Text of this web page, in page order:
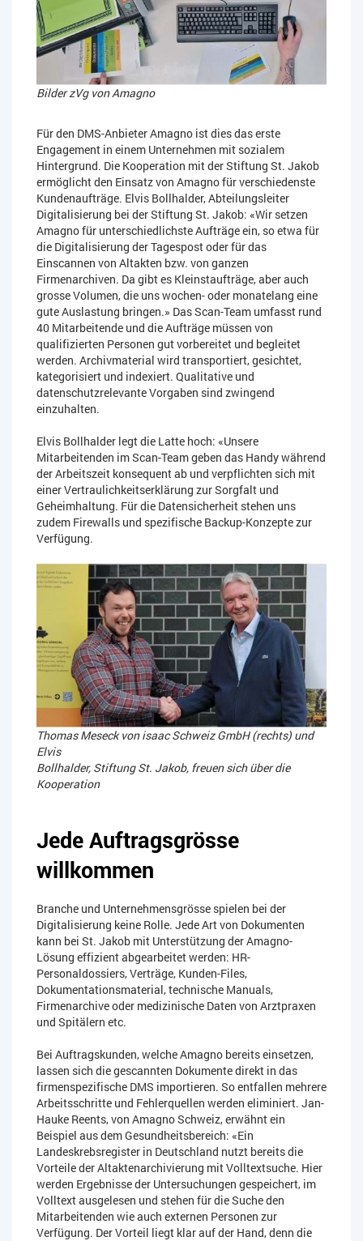
Bilder zVg von Amagno
Für den DMS-Anbieter Amagno ist dies das erste
Engagement in einem Unternehmen mit sozialem
Hintergrund. Die Kooperation mit der Stiftung St. Jakob
ermöglicht den Einsatz von Amagno für verschiedenste
Kundenaufträge. Elvis Bollhalder, Abteilungsleiter
Digitalisierung bei der Stiftung St. Jakob: «Wir setzen
Amagno für unterschiedlichste Aufträge ein, so etwa für
die Digitalisierung der Tagespost oder für das
Einscannen von Altakten bzw. von ganzen
Firmenarchiven. Da gibt es Kleinstaufträge, aber auch
grosse Volumen, die uns wochen- oder monatelang eine
gute Auslastung bringen.» Das Scan-Team umfasst rund
40 Mitarbeitende und die Aufträge müssen von
qualifizierten Personen gut vorbereitet und begleitet
werden. Archivmaterial wird transportiert, gesichtet,
kategorisiert und indexiert. Qualitative und
datenschutzrelevante Vorgaben sind zwingend
einzuhalten.
Elvis Bollhalder legt die Latte hoch: «Unsere
Mitarbeitenden im Scan-Team geben das Handy während
der Arbeitszeit konsequent ab und verpflichten sich mit
einer Vertraulichkeitserklärung zur Sorgfalt und
Geheimhaltung. Für die Datensicherheit stehen uns
zudem Firewalls und spezifische Backup-Konzepte zur
Verfügung.
Thomas Meseck von isaac Schweiz GmbH (rechts) und
Elvis
Bollhalder, Stiftung St. Jakob, freuen sich über die
Kooperation
Jede Auftragsgrösse
willkommen
Branche und Unternehmensgrösse spielen bei der
Digitalisierung keine Rolle. Jede Art von Dokumenten
kann bei St. Jakob mit Unterstützung der Amagno-
Lösung effizient abgearbeitet werden: HR-
Personaldossiers, Verträge, Kunden-Files,
Dokumentationsmaterial, technische Manuals,
Firmenarchive oder medizinische Daten von Arztpraxen
und Spitälern etc.
Bei Auftragskunden, welche Amagno bereits einsetzen,
lassen sich die gescannten Dokumente direkt in das
firmenspezifische DMS importieren. So entfallen mehrere
Arbeitsschritte und Fehlerquellen werden eliminiert. Jan-
Hauke Reents, von Amagno Schweiz, erwähnt ein
Beispiel aus dem Gesundheitsbereich: «Ein
Landeskrebsregister in Deutschland nutzt bereits die
Vorteile der Altaktenarchivierung mit Volltextsuche. Hier
werden Ergebnisse der Untersuchungen gespeichert, im
Volltext ausgelesen und stehen für die Suche den
Mitarbeitenden wie auch externen Personen zur
Verfügung. Der Vorteil liegt klar auf der Hand, denn die